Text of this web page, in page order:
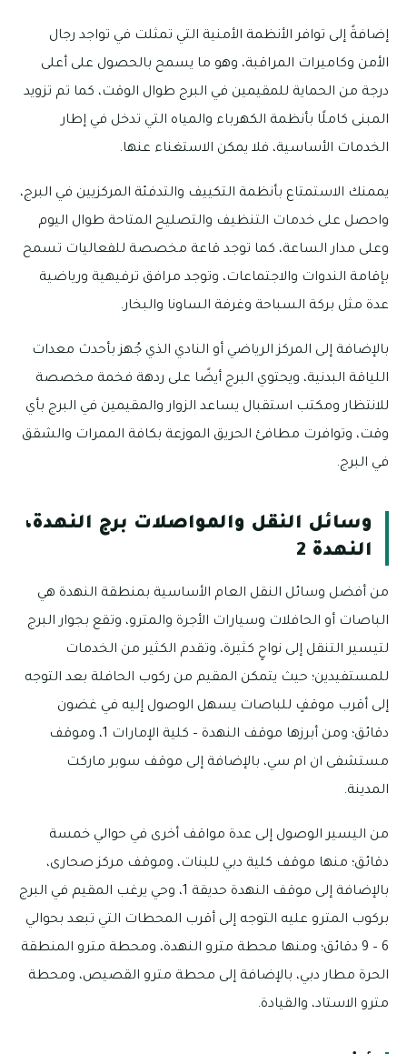
إضافةً إلى توافر الأنظمة الأمنية التي تمثلت في تواجد رجال
الأمن وكاميرات المراقبة، وهو ما يسمح بالحصول على أعلى
درجة من الحماية للمقيمين في البرج طوال الوقت، كما تم تزويد
المبنى كاملًا بأنظمة الكهرباء والمياه التي تدخل في إطار
الخدمات الأساسية، فلا يمكن الاستغناء عنها.
يممنك الاستمتاع بأنظمة التكييف والتدفئة المركزيين في البرج،
واحصل على خدمات التنظيف والتصليح المتاحة طوال اليوم
وعلى مدار الساعة، كما توجد قاعة مخصصة للفعاليات تسمح
بإقامة الندوات والاجتماعات، وتوجد مرافق ترفيهية ورياضية
عدة مثل بركة السباحة وغرفة الساونا والبخار.
بالإضافة إلى المركز الرياضي أو النادي الذي جُهز بأحدث معدات
اللياقة البدنية، ويحتوي البرج أيضًا على ردهة فخمة مخصصة
للانتظار ومكتب استقبال يساعد الزوار والمقيمين في البرج بأي
وقت، وتوافرت مطافئ الحريق الموزعة بكافة الممرات والشقق
في البرج.
وسائل النقل والمواصلات برج النهدة،
النهدة 2
من أفضل وسائل النقل العام الأساسية بمنطقة النهدة هي
الباصات أو الحافلات وسيارات الأجرة والمترو، وتقع بجوار البرج
لتيسير التنقل إلى نواحٍ كثيرة، وتقدم الكثير من الخدمات
للمستفيدين؛ حيث يتمكن المقيم من ركوب الحافلة بعد التوجه
إلى أقرب موقفٍ للباصات يسهل الوصول إليه في غضون
دقائق؛ ومن أبرزها موقف النهدة – كلية الإمارات 1، وموقف
مستشفى ان ام سي، بالإضافة إلى موقف سوبر ماركت
المدينة.
من اليسير الوصول إلى عدة مواقف أخرى في حوالي خمسة
دقائق؛ منها موقف كلية دبي للبنات، وموقف مركز صحارى،
بالإضافة إلى موقف النهدة حديقة 1، وحي يرغب المقيم في البرج
بركوب المترو عليه التوجه إلى أقرب المحطات التي تبعد بحوالي
6 – 9 دقائق؛ ومنها محطة مترو النهدة، ومحطة مترو المنطقة
الحرة مطار دبي، بالإضافة إلى محطة مترو القصيص، ومحطة
مترو الاستاد، والقيادة.